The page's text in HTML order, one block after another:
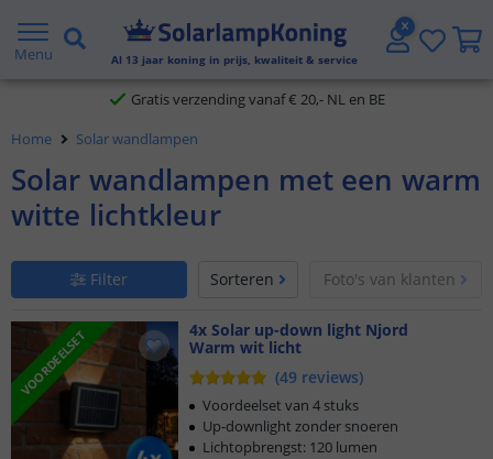
Menu Al 13 jaar koning in prijs, kwaliteit & service
2 jaar garantie
Gratis verzending vanaf € 20,- NL en BE
Klantbeoordeling 9.1
Voor 23:45 uur besteld,
Home Solar wandlampen
Solar wandlampen met een warm
witte lichtkleur
Filter Sorteren Foto's van klanten
VOORDEELSET
4x Solar up-down light Njord
Warm wit licht
(49 reviews)
Voordeelset van 4 stuks
Up-downlight zonder snoeren
Lichtopbrengst: 120 lumen